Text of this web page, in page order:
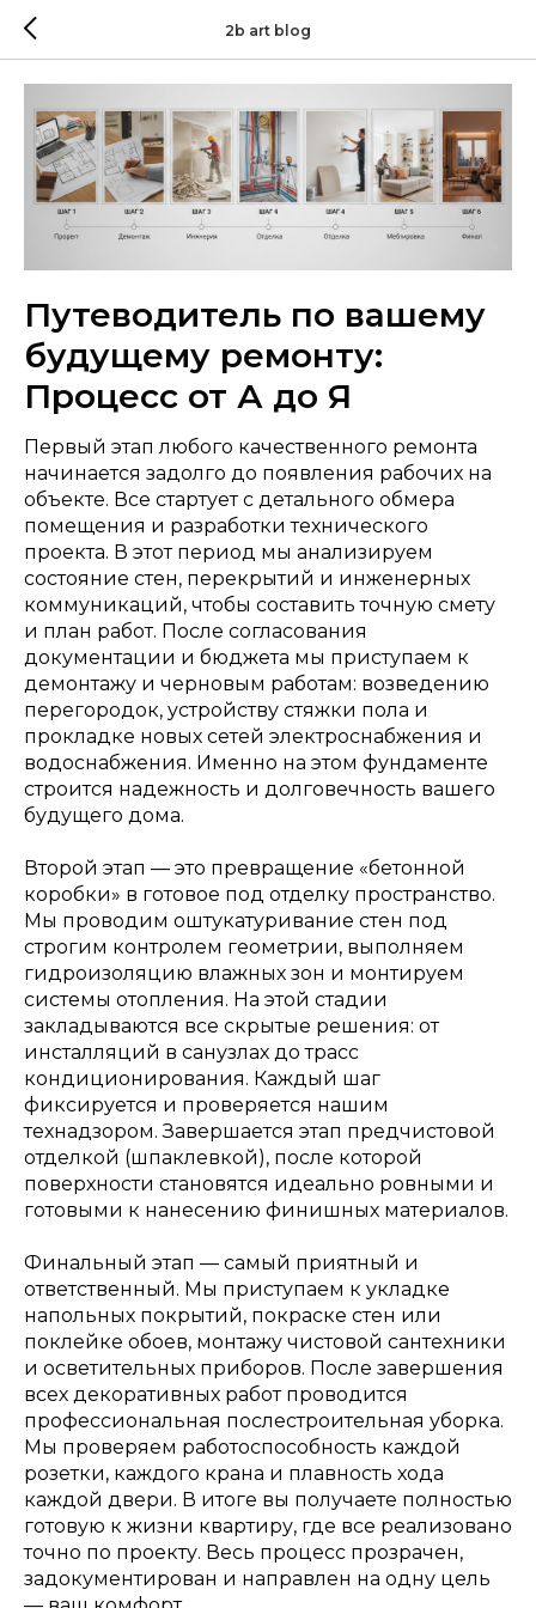
2b art blog
Путеводитель по вашему
будущему ремонту:
Процесс от А до Я
Первый этап любого качественного ремонта
начинается задолго до появления рабочих на
объекте. Все стартует с детального обмера
помещения и разработки технического
проекта. В этот период мы анализируем
состояние стен, перекрытий и инженерных
коммуникаций, чтобы составить точную смету
и план работ. После согласования
документации и бюджета мы приступаем к
демонтажу и черновым работам: возведению
перегородок, устройству стяжки пола и
прокладке новых сетей электроснабжения и
водоснабжения. Именно на этом фундаменте
строится надежность и долговечность вашего
будущего дома.
Второй этап — это превращение «бетонной
коробки» в готовое под отделку пространство.
Мы проводим оштукатуривание стен под
строгим контролем геометрии, выполняем
гидроизоляцию влажных зон и монтируем
системы отопления. На этой стадии
закладываются все скрытые решения: от
инсталляций в санузлах до трасс
кондиционирования. Каждый шаг
фиксируется и проверяется нашим
технадзором. Завершается этап предчистовой
отделкой (шпаклевкой), после которой
поверхности становятся идеально ровными и
готовыми к нанесению финишных материалов.
Финальный этап — самый приятный и
ответственный. Мы приступаем к укладке
напольных покрытий, покраске стен или
поклейке обоев, монтажу чистовой сантехники
и осветительных приборов. После завершения
всех декоративных работ проводится
профессиональная послестроительная уборка.
Мы проверяем работоспособность каждой
розетки, каждого крана и плавность хода
каждой двери. В итоге вы получаете полностью
готовую к жизни квартиру, где все реализовано
точно по проекту. Весь процесс прозрачен,
задокументирован и направлен на одну цель